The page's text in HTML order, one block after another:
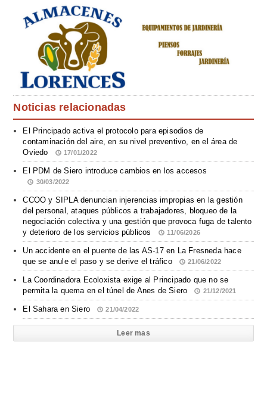
Noticias relacionadas
El Principado activa el protocolo para episodios de
contaminación del aire, en su nivel preventivo, en el área de
Oviedo
17/01/2022
El PDM de Siero introduce cambios en los accesos
30/03/2022
CCOO y SIPLA denuncian injerencias impropias en la gestión
del personal, ataques públicos a trabajadores, bloqueo de la
negociación colectiva y una gestión que provoca fuga de talento
y deterioro de los servicios públicos
11/06/2026
Un accidente en el puente de las AS-17 en La Fresneda hace
que se anule el paso y se derive el tráfico
21/06/2022
La Coordinadora Ecoloxista exige al Principado que no se
permita la quema en el túnel de Anes de Siero
21/12/2021
El Sahara en Siero 21/04/2022
Leer mas